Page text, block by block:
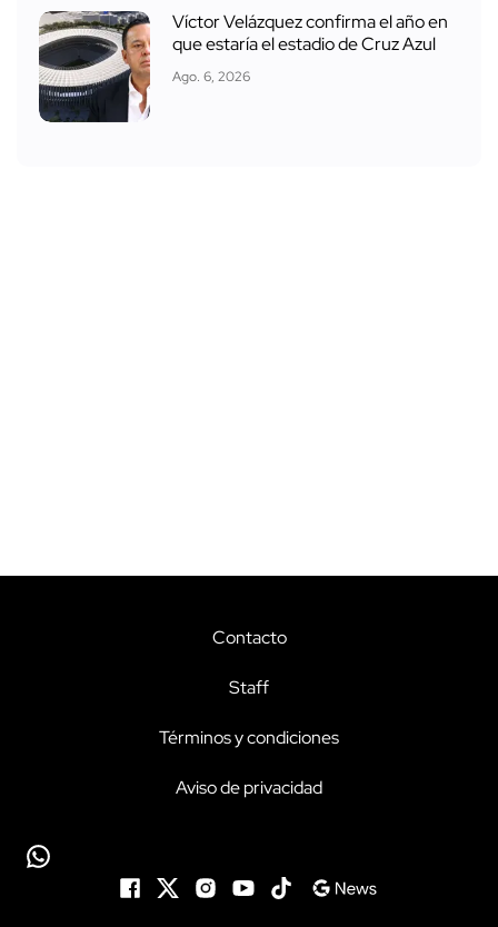
Víctor Velázquez confirma el año en
que estaría el estadio de Cruz Azul
Ago. 6, 2026
Contacto
Staff
Términos y condiciones
Aviso de privacidad